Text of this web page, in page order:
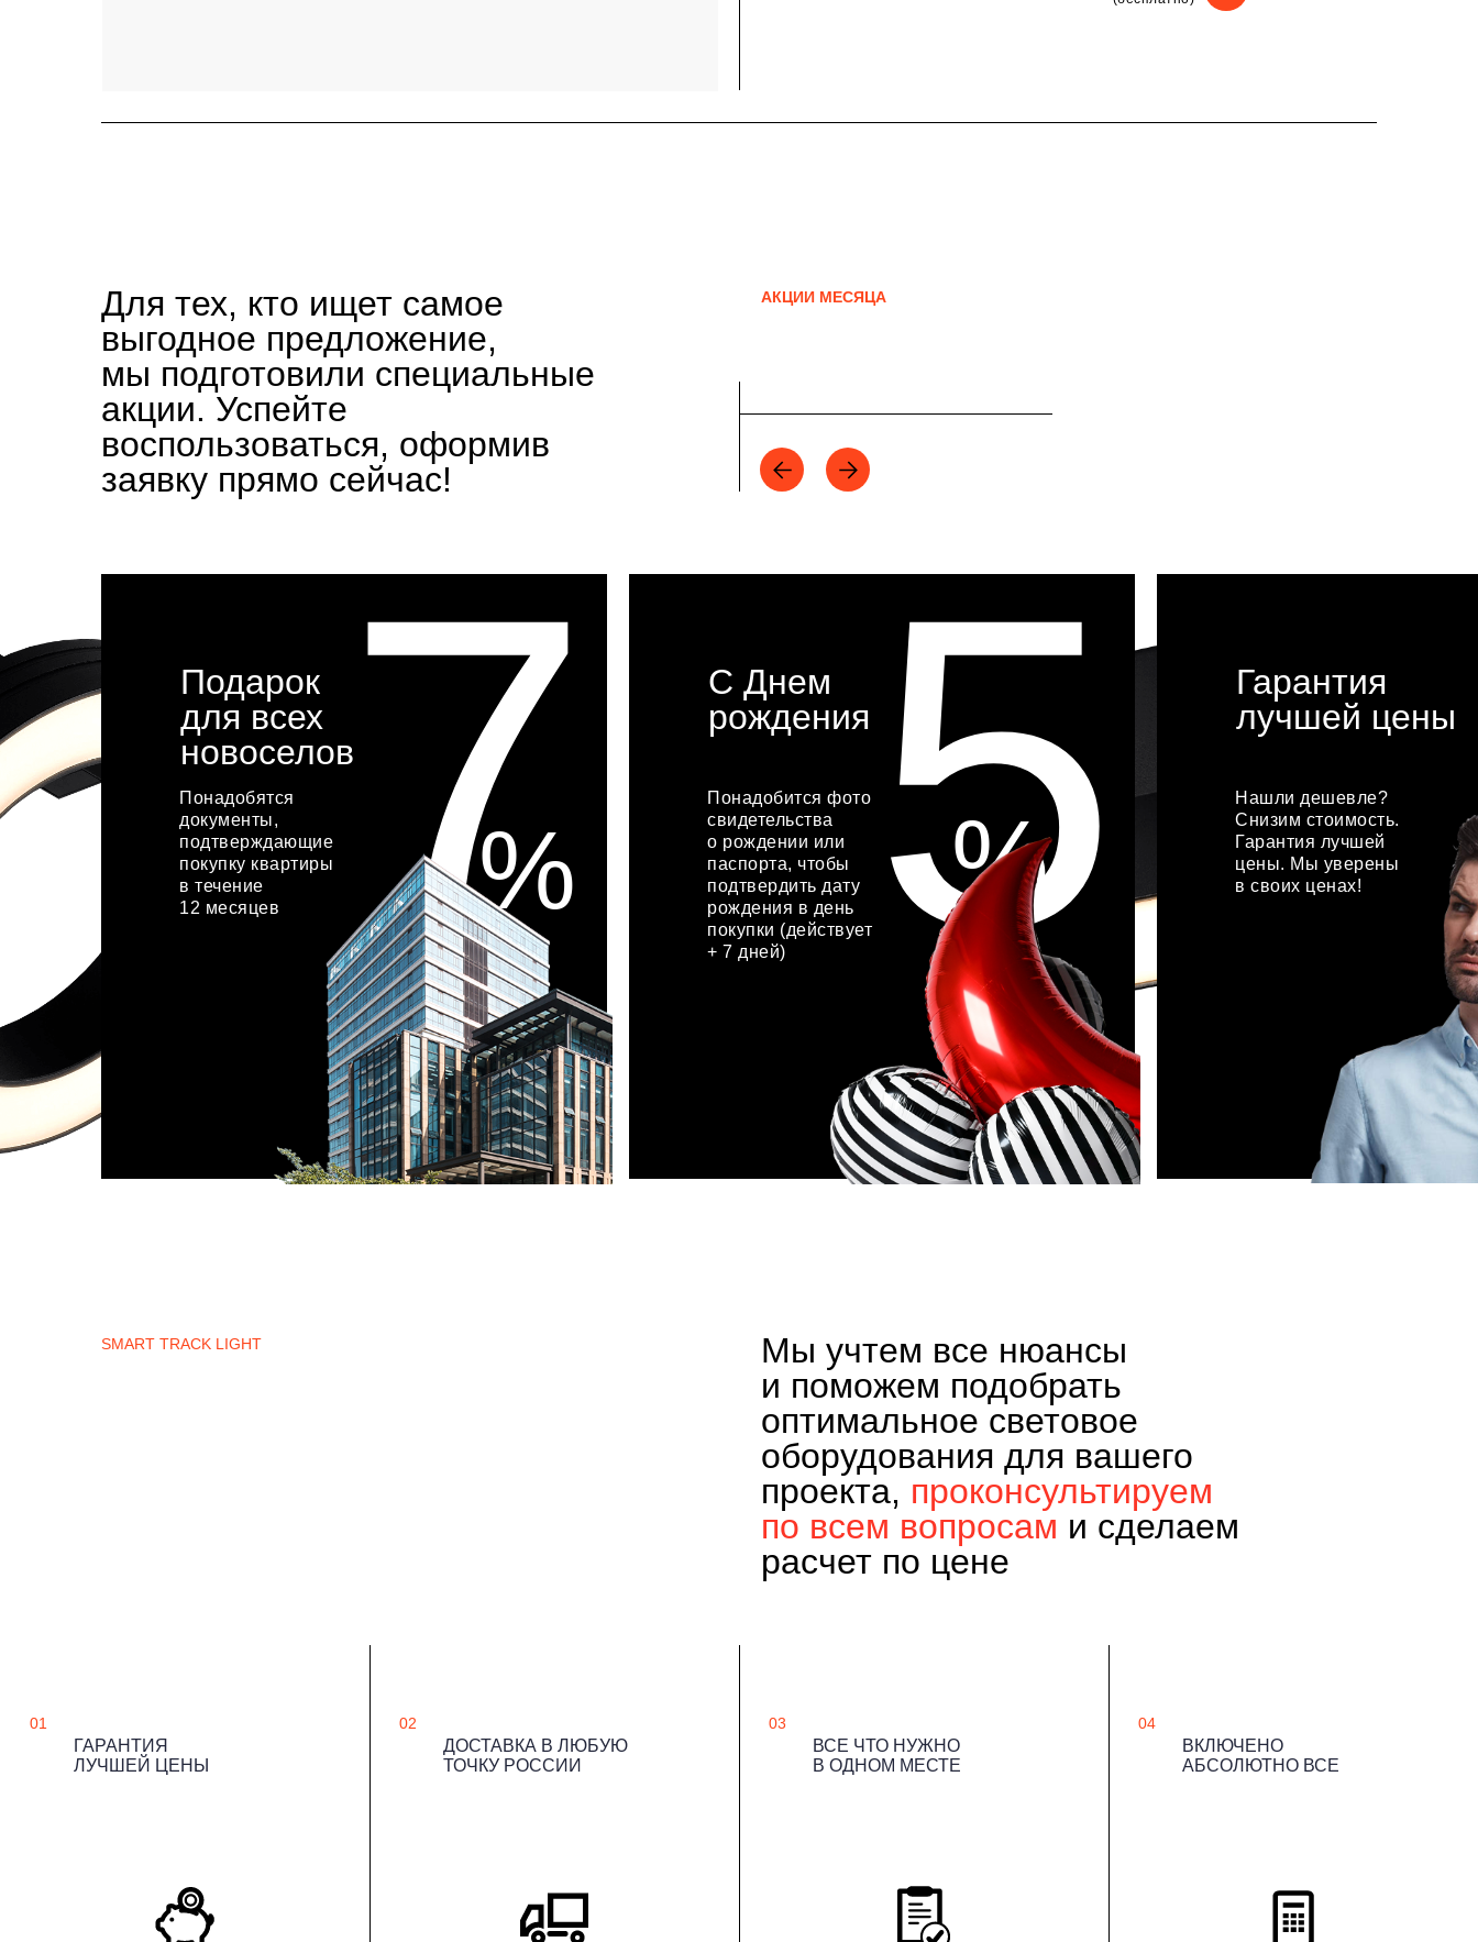
Для тех, кто ищет самое
выгодное предложение,
мы подготовили специальные
акции. Успейте
воспользоваться, оформив
заявку прямо сейчас!
АКЦИИ МЕСЯЦА
7
%
Подарок
для всех
новоселов
Понадобятся
документы,
подтверждающие
покупку квартиры
в течение
12 месяцев
5
%
С Днем
рождения
Понадобится фото
свидетельства
о рождении или
паспорта, чтобы
подтвердить дату
рождения в день
покупки (действует
+ 7 дней)
Гарантия
лучшей цены
Нашли дешевле?
Снизим стоимость.
Гарантия лучшей
цены. Мы уверены
в своих ценах!
SMART TRACK LIGHT
Мы учтем все нюансы
и поможем подобрать
оптимальное световое
оборудования для вашего
проекта, проконсультируем
по всем вопросам и сделаем
расчет по цене
01
ГАРАНТИЯ
ЛУЧШЕЙ ЦЕНЫ
02
ДОСТАВКА В ЛЮБУЮ
ТОЧКУ РОССИИ
03
ВСЕ ЧТО НУЖНО
В ОДНОМ МЕСТЕ
04
ВКЛЮЧЕНО
АБСОЛЮТНО ВСЕ